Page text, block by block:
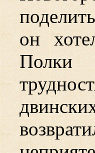
он
Полки